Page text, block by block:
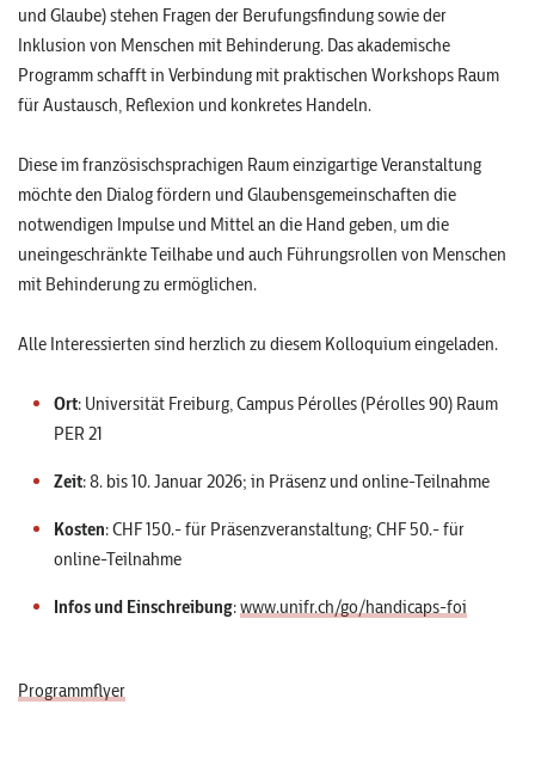
und Glaube) stehen Fragen der Berufungsfindung sowie der
Inklusion von Menschen mit Behinderung. Das akademische
Programm schafft in Verbindung mit praktischen Workshops Raum
für Austausch, Reflexion und konkretes Handeln.
Diese im französischsprachigen Raum einzigartige Veranstaltung
möchte den Dialog fördern und Glaubensgemeinschaften die
notwendigen Impulse und Mittel an die Hand geben, um die
uneingeschränkte Teilhabe und auch Führungsrollen von Menschen
mit Behinderung zu ermöglichen.
Alle Interessierten sind herzlich zu diesem Kolloquium eingeladen.
Ort: Universität Freiburg, Campus Pérolles (Pérolles 90) Raum
PER 21
Zeit: 8. bis 10. Januar 2026; in Präsenz und online-Teilnahme
Kosten: CHF 150.- für Präsenzveranstaltung; CHF 50.- für
online-Teilnahme
Infos und Einschreibung:www.unifr.ch/go/handicaps-foi
Programmflyer